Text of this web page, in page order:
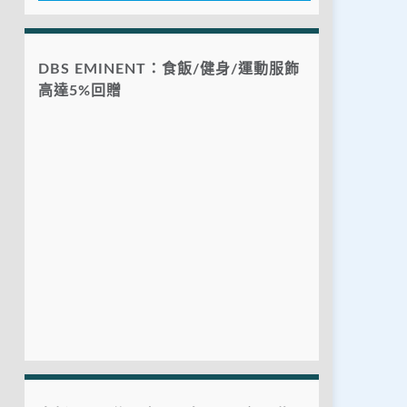
DBS EMINENT：食飯/健身/運動服飾
高達5%回贈